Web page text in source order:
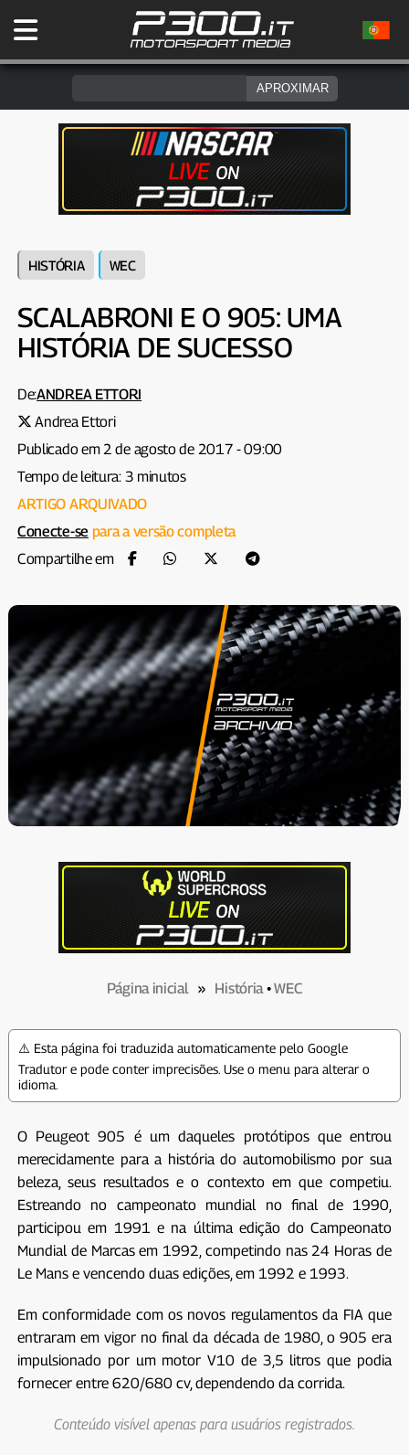
HISTÓRIA WEC
SCALABRONI E O 905: UMA
HISTÓRIA DE SUCESSO
De:ANDREA ETTORI
Andrea Ettori
Publicado em 2 de agosto de 2017 - 09:00
Tempo de leitura: 3 minutos
ARTIGO ARQUIVADO
Conecte-se para a versão completa
Compartilhe em
Página inicial» História•WEC
⚠️ Esta página foi traduzida automaticamente pelo Google
Tradutor e pode conter imprecisões. Use o menu para alterar o
idioma.
O Peugeot 905 é um daqueles protótipos que entrou
merecidamente para a história do automobilismo por sua
beleza, seus resultados e o contexto em que competiu.
Estreando no campeonato mundial no final de 1990,
participou em 1991 e na última edição do Campeonato
Mundial de Marcas em 1992, competindo nas 24 Horas de
Le Mans e vencendo duas edições, em 1992 e 1993.
Em conformidade com os novos regulamentos da FIA que
entraram em vigor no final da década de 1980, o 905 era
impulsionado por um motor V10 de 3,5 litros que podia
fornecer entre 620/680 cv, dependendo da corrida.
Conteúdo visível apenas para usuários registrados.